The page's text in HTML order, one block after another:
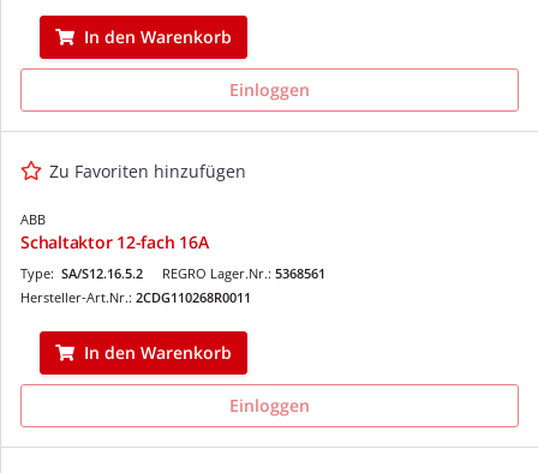
In den Warenkorb
Einloggen
Zu Favoriten hinzufügen
ABB
Schaltaktor 12-fach 16A
REGRO Lager.Nr.: 5368561
Type: SA/S12.16.5.2
Hersteller-Art.Nr.: 2CDG110268R0011
In den Warenkorb
Einloggen